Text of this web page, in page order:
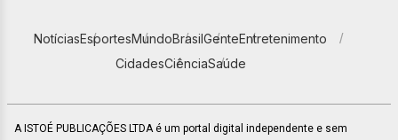
NotíciasEsportesMundoBrasilGenteEntretenimento
CidadesCiênciaSaúde
A ISTOÉ PUBLICAÇÕES LTDA é um portal digital independente e sem